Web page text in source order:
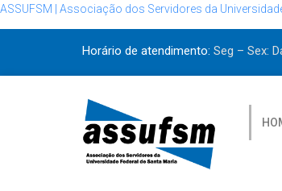
ASSUFSM | Associação dos Servidores da
Horário de atendimento: Seg – Sex: